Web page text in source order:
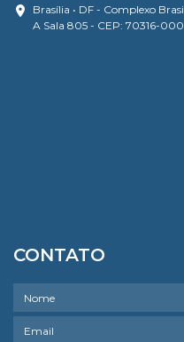
Brasília • DF - Complexo
A Sala 805 - CEP: 70316-000
CONTATO